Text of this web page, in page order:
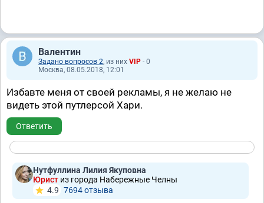
Валентин
Задано вопросов 2, из них VIP - 0
Москва, 08.05.2018, 12:01
Избавте меня от своей рекламы, я не желаю не
видеть этой путлерсой Хари.
Ответить
Нутфуллина Лилия Якуповна
Юрист из города Набережные Челны
4.9 7694 отзывa